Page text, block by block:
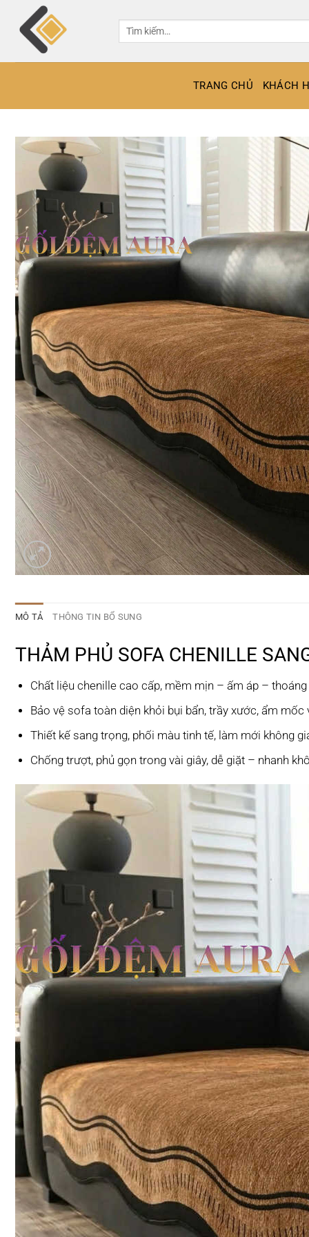
dung
Tìm
TRANG CHỦ KHÁCH
MÔ TẢ THÔNG TIN BỔ SUNG
THẢM PHỦ SOFA CHENILLE
Chất liệu chenille cao cấp, mềm mịn – ấm áp –
Bảo vệ sofa toàn diện khỏi bụi bẩn, trầy xước, ẩm mốc
Thiết kế sang trọng, phối màu tinh tế, làm mới không
Chống trượt, phủ gọn trong vài giây, dễ giặt – nhanh